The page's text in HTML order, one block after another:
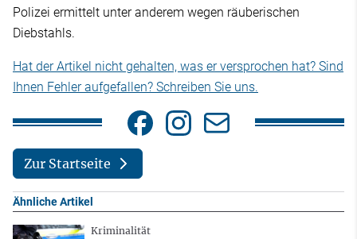
Polizei ermittelt unter anderem wegen räuberischen
Diebstahls.
Hat der Artikel nicht gehalten, was er versprochen hat? Sind
Ihnen Fehler aufgefallen? Schreiben Sie uns.
Zur Startseite
Ähnliche Artikel
Kriminalität